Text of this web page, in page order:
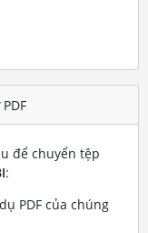
để chuyển tệp
:
PDF của chúng